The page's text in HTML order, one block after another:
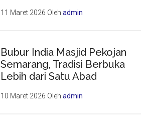
11 Maret 2026 Olehadmin
Bubur India Masjid Pekojan
Semarang, Tradisi Berbuka
Lebih dari Satu Abad
10 Maret 2026 Olehadmin